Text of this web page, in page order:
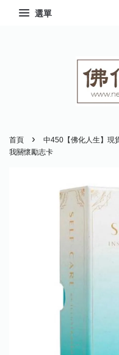
選單
首頁 ›
中450【佛化人生】現
我關懷勵志卡